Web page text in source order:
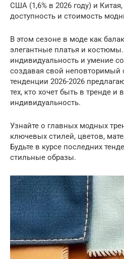
США (1,6% в 2026 году) и
доступность и стоимость
В этом сезоне в моде как
элегантные платья и
индивидуальность и умение
создавая свой
тенденции 2026-2026
тех, кто хочет быть в тренде и
индивидуальность.
Узнайте о главных модных
ключевых стилей, цветов,
Будьте в курсе последних
стильные образы.